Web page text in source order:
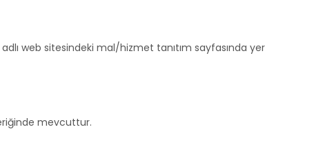
web sitesindeki mal/hizmet tanıtım sayfasında yer
mevcuttur.